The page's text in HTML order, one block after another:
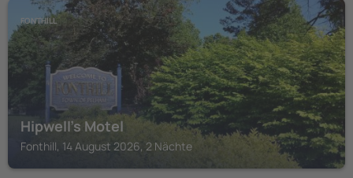
FONTHILL
Hipwell's Motel
Fonthill, 14 August 2026, 2 Nächte